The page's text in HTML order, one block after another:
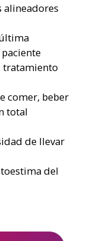
alineadores
tratamiento
comer, beber
total
de llevar
del